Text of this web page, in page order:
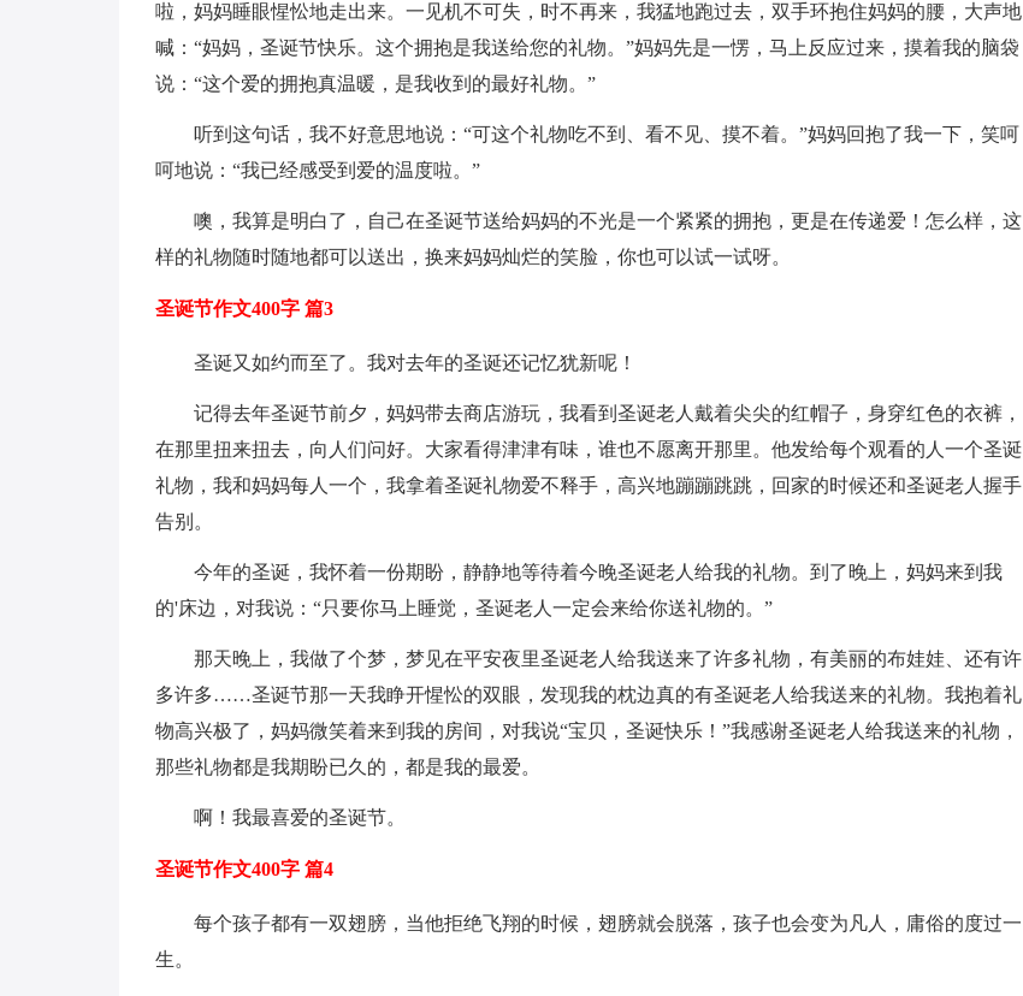
啦，妈妈睡眼惺忪地走出来。一见机不可失，时不再来，我猛地跑过去，双手环抱住妈妈的腰，大声地
喊：“妈妈，圣诞节快乐。这个拥抱是我送给您的礼物。”妈妈先是一愣，马上反应过来，摸着我的脑袋
说：“这个爱的拥抱真温暖，是我收到的最好礼物。”
听到这句话，我不好意思地说：“可这个礼物吃不到、看不见、摸不着。”妈妈回抱了我一下，笑呵
呵地说：“我已经感受到爱的温度啦。”
噢，我算是明白了，自己在圣诞节送给妈妈的不光是一个紧紧的拥抱，更是在传递爱！怎么样，这
样的礼物随时随地都可以送出，换来妈妈灿烂的笑脸，你也可以试一试呀。
圣诞节作文400字 篇3
圣诞又如约而至了。我对去年的圣诞还记忆犹新呢！
记得去年圣诞节前夕，妈妈带去商店游玩，我看到圣诞老人戴着尖尖的红帽子，身穿红色的衣裤，
在那里扭来扭去，向人们问好。大家看得津津有味，谁也不愿离开那里。他发给每个观看的人一个圣诞
礼物，我和妈妈每人一个，我拿着圣诞礼物爱不释手，高兴地蹦蹦跳跳，回家的时候还和圣诞老人握手
告别。
今年的圣诞，我怀着一份期盼，静静地等待着今晚圣诞老人给我的礼物。到了晚上，妈妈来到我
的'床边，对我说：“只要你马上睡觉，圣诞老人一定会来给你送礼物的。”
那天晚上，我做了个梦，梦见在平安夜里圣诞老人给我送来了许多礼物，有美丽的布娃娃、还有许
多许多……圣诞节那一天我睁开惺忪的双眼，发现我的枕边真的有圣诞老人给我送来的礼物。我抱着礼
物高兴极了，妈妈微笑着来到我的房间，对我说“宝贝，圣诞快乐！”我感谢圣诞老人给我送来的礼物，
那些礼物都是我期盼已久的，都是我的最爱。
啊！我最喜爱的圣诞节。
圣诞节作文400字 篇4
每个孩子都有一双翅膀，当他拒绝飞翔的时候，翅膀就会脱落，孩子也会变为凡人，庸俗的度过一
生。